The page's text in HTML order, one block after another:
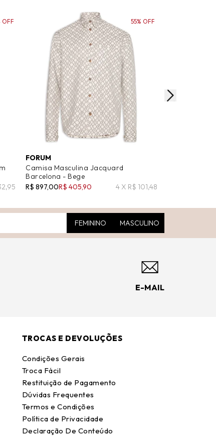
OFF
FORUM
Camisa Masculina Jacquard
Barcelona - Bege
R$ 897,00R$ 405,90 4 X R$ 101,48
55% OFF
FEMININO MASCULINO
E-MAIL
TROCAS E DEVOLUÇÕES
Condições Gerais
Troca Fácil
Restituição de Pagamento
Dúvidas Frequentes
Termos e Condições
Política de Privacidade
Declaração De Conteúdo